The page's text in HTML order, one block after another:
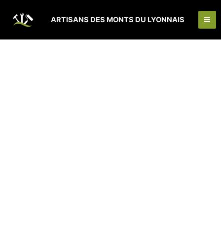
contenu
ARTISANS DES MONTS DU LYONNAIS